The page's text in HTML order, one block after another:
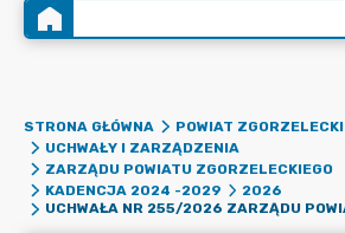
STRONA GŁÓWNA
POWIAT ZGORZELECKI
UCHWAŁY I ZARZĄDZENIA
ZARZĄDU POWIATU ZGORZELECKIEGO
KADENCJA 2024 -2029
2026